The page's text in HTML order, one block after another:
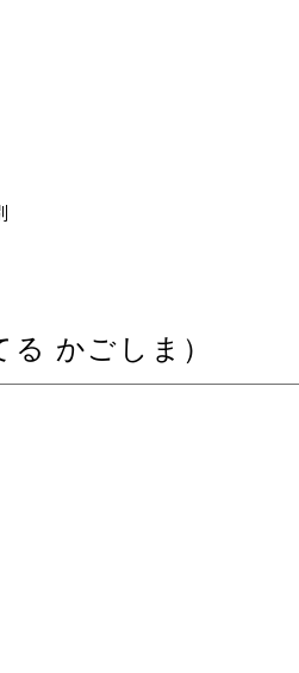
かごしま）